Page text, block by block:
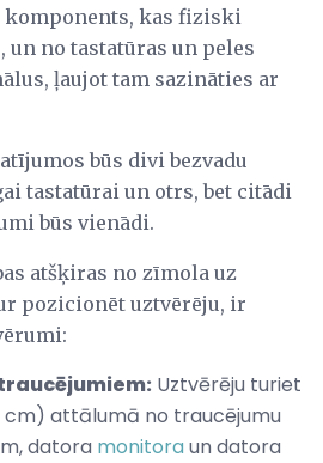
komponents, kas fiziski
un no tastatūras un peles
ļaujot tam sazināties ar
būs divi bezvadu
tastatūrai un otrs, bet citādi
būs vienādi.
atšķiras no zīmola uz
pozicionēt uztvērēju, ir
Uztvērēju turiet
cm) attālumā no traucējumu
datora monitoraun datora